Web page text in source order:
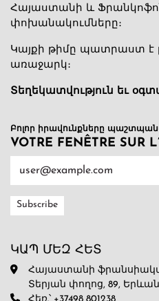
Հայաստանի և
փոխանակումները։
Կայքի թիմը պատրաստ է
առաջարկ։
Տեղեկատվություն եւ
Բոլոր իրավունքները
VOTRE FENÊTRE SUR
ԿԱՊ ՄԵԶ ՀԵՏ
Հայաստանի
Տերյան փողոց, 89,